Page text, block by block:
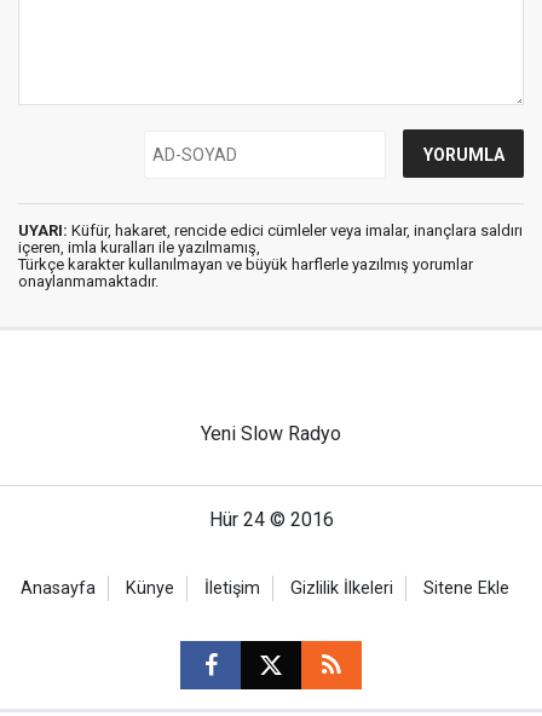
UYARI: Küfür, hakaret, rencide edici cümleler veya imalar, inançlara saldırı
içeren, imla kuralları ile yazılmamış,
Türkçe karakter kullanılmayan ve büyük harflerle yazılmış yorumlar
onaylanmamaktadır.
Yeni Slow Radyo
Hür 24 © 2016
Anasayfa Künye İletişim Gizlilik İlkeleri Sitene Ekle